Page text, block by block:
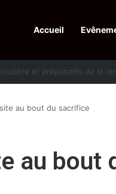
Accueil
: octroi de récompenses
au bout du sacrifice
au bout